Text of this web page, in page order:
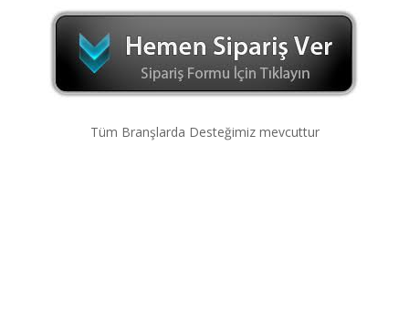
Tüm Branşlarda Desteğimiz mevcuttur